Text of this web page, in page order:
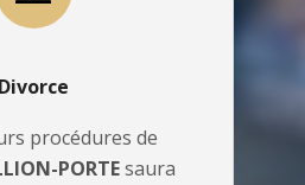
Divorce
procédures de
PORTEsaura